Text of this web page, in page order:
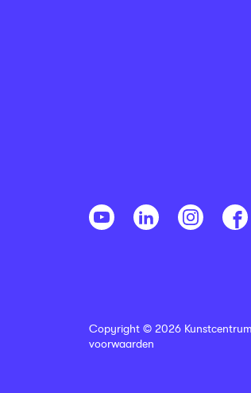
Copyright © 2026
voorwaarden